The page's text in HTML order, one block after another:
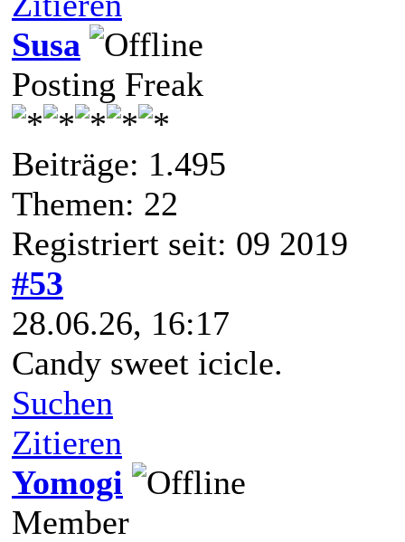
Susa
Posting Freak
Beiträge: 1.495
Themen: 22
Registriert seit: 09 2019
#53
28.06.26, 16:17
Candy sweet icicle.
Suchen
Zitieren
Yomogi
Member